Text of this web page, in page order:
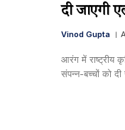
दी जाएगी
Vinod Gupta
आरंग में राष्ट्रीय
संपन्न-बच्चों को दी